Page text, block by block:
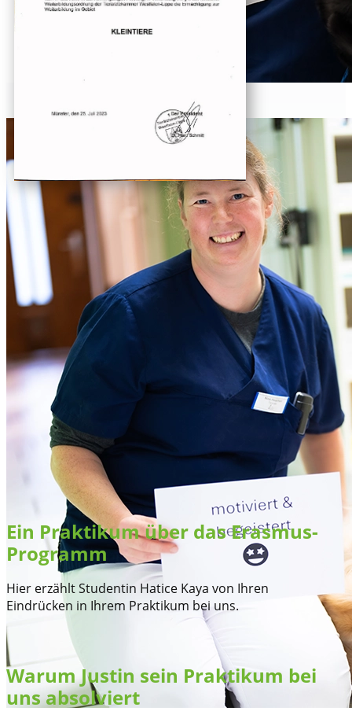
Ein Praktikum über das Erasmus-
Programm
Hier erzählt Studentin Hatice Kaya von Ihren
Eindrücken in Ihrem Praktikum bei uns.
Warum Justin sein Praktikum bei
uns absolviert